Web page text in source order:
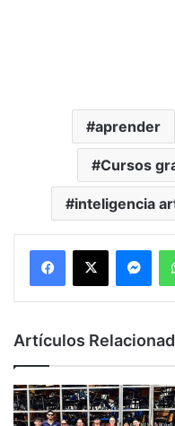
aprender
Cursos
inteligencia
Artículos